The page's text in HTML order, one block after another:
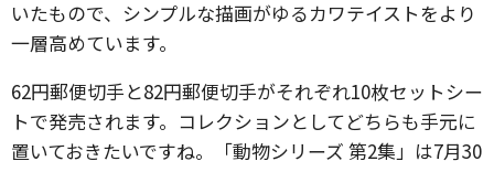
いたもので、シンプルな描画がゆるカワテイストをより
一層高めています。
62円郵便切手と82円郵便切手がそれぞれ10枚セットシー
トで発売されます。コレクションとしてどちらも手元に
置いておきたいですね。「動物シリーズ 第2集」は7月30